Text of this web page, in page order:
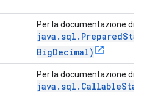
Per la documentazione di
BigDecimal)
Per la documentazione di